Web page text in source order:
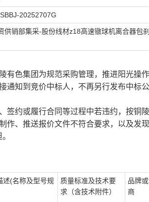
20252707G
供销部集采-股份线材z18高速镦球机离合器包
有色集团为规范采购管理，推进阳光操
通知到竞价中标人，不再另行发布中标
签约或履行合同等过程中若违约，按铜
作、推送报价文件不符合要求，以及发
述(名称及型号规
质量标准及技术要
求（含技术附件）
品牌
商